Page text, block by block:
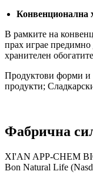
Конвенционална
В рамките на
прах играе предимно
хранителен
Продуктови форми и
продукти;
Фабрична
XI'AN APP-CHEM
Bon Natural Life